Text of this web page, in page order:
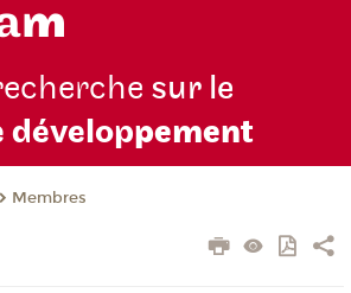
sur le
développement
Membres